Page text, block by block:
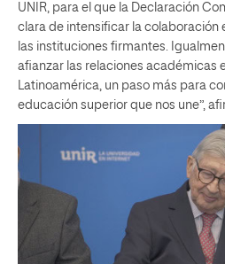
UNIR, para el que la Declaración
clara de intensificar la colaboración
las instituciones firmantes.
afianzar las relaciones académicas
Latinoamérica, un paso más para
educación superior que nos une”,